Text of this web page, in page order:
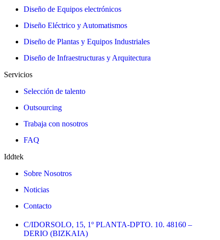
Diseño de Equipos electrónicos
Diseño Eléctrico y Automatismos
Diseño de Plantas y Equipos Industriales
Diseño de Infraestructuras y Arquitectura
Servicios
Selección de talento
Outsourcing
Trabaja con nosotros
FAQ
Iddtek
Sobre Nosotros
Noticias
Contacto
C/IDORSOLO, 15, 1º PLANTA-DPTO. 10. 48160 –
DERIO (BIZKAIA)